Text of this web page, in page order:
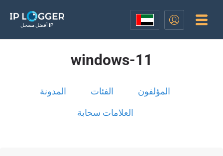
أفضل مسجل IP
windows-11
المدونة الفئات المؤلفون
العلامات سحابة